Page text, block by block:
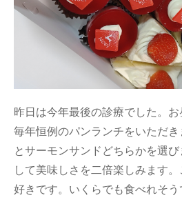
昨日は今年最後の診療でした。
毎年恒例のパンランチをいただ
とサーモンサンドどちらかを選
して美味しさを二倍楽しみます
好きです。いくらでも食べれそ